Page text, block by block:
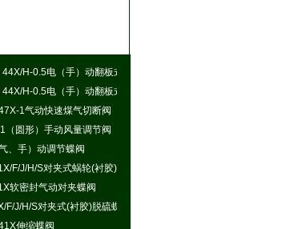
封蝶阀
44X/H-0.5电（手）动翻板式密封蝶阀
封蝶阀
44X/H-0.5电（手）动翻板式密封蝶阀
阀1气动快速煤气切断阀
（圆形）手动风量调节阀
板尘气蝶阀
、手）动调节蝶阀
F/J/H/S对夹式蜗轮(衬胶)脱硫蝶阀
软密封气动对夹蝶阀
阀
F/J/H/S对夹式(衬胶)脱硫蝶阀
伸缩蝶阀